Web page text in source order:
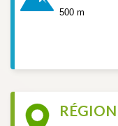
500 m
RÉGION